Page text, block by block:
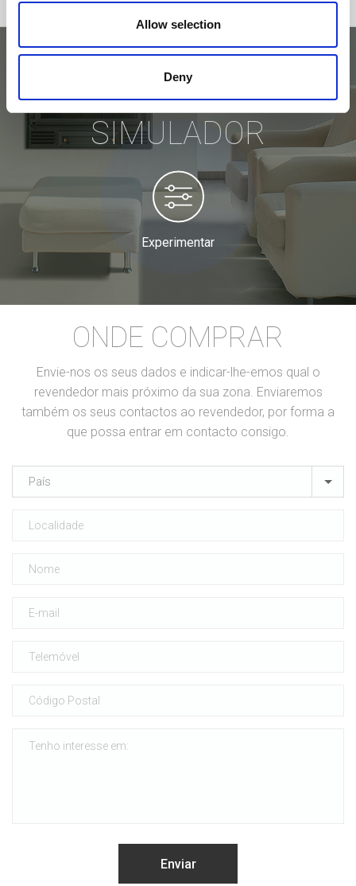
Allow selection
Deny
EXPERIMENTE NO
SIMULADOR
Experimentar
ONDE COMPRAR
Envie-nos os seus dados e indicar-lhe-emos qual o
revendedor mais próximo da sua zona. Enviaremos
também os seus contactos ao revendedor, por forma a
que possa entrar em contacto consigo.
País